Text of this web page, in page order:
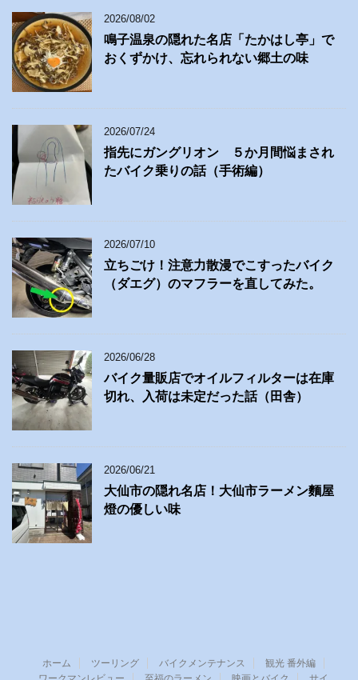
2026/08/02
鳴子温泉の隠れた名店「たかはし亭」で
おくずかけ、忘れられない郷土の味
2026/07/24
指先にガングリオン ５か月間悩まされ
たバイク乗りの話（手術編）
2026/07/10
立ちごけ！注意力散漫でこすったバイク
（ダエグ）のマフラーを直してみた。
2026/06/28
バイク量販店でオイルフィルターは在庫
切れ、入荷は未定だった話（田舎）
2026/06/21
大仙市の隠れ名店！大仙市ラーメン麵屋
燈の優しい味
ホーム ツーリング バイクメンテナンス
観光 番外編